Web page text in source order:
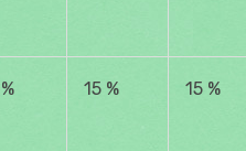
15 % 15 %